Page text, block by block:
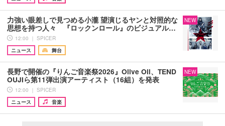
力強い眼差しで見つめる小瀧 望演じるヤンと対照的な
思想を持つ人々 『ロックンロール』のビジュアル…
12:00 ｜ SPICER
ニュース
舞台
NEW
長野で開催の『りんご音楽祭2026』Olive Oil、TEND
OUJIら第11弾出演アーティスト（16組）を発表
12:00 ｜ SPICER
ニュース
音楽
NEW